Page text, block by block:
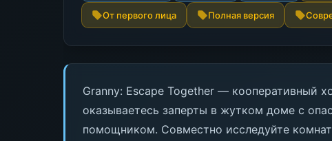
От первого лица Полная версия
Granny: Escape Together — кооперативный
оказываетесь заперты в жутком доме с
помощником. Совместно исследуйте